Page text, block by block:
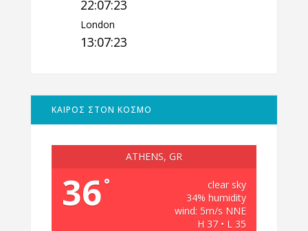
22:07:24
London
13:07:24
ΚΑΙΡΟΣ ΣΤΟΝ ΚΟΣΜΟ
ATHENS, GR
36°
clear sky
34% humidity
wind: 5m/s NNE
H 37 • L 35